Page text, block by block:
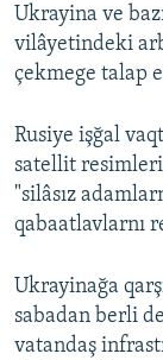
Ukrayina ve
vilâyetindeki
çekmege talap
Rusiye işğal
satellit resimleri
"silâsız
qabaatlavlarnı
Ukrayinağa
sabadan berli
vatandaş